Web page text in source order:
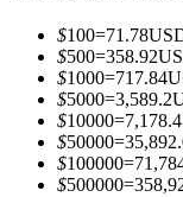
за копи-
$100=71.78
$500=358.92
$1000=717.84
$5000=3,589.2
$10000=
$50000=
$100000=
$500000=